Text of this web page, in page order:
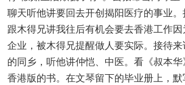
聊天听他讲要回去开创揭阳医疗的事业。
跟木得兄讲我往后有机会要去香港工作
企业，被木得兄提醒做人要实际。接待
的同乡，听他讲仲恺、中医。看《叔本
香港版的书。在文琴留下的毕业册上，